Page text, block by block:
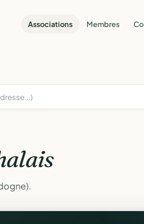
Associations Membres